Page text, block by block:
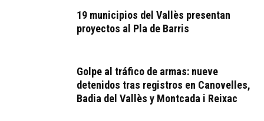
19 municipios del Vallès presentan
proyectos al Pla de Barris
Golpe al tráfico de armas: nueve
detenidos tras registros en Canovelles,
Badia del Vallès y Montcada i Reixac